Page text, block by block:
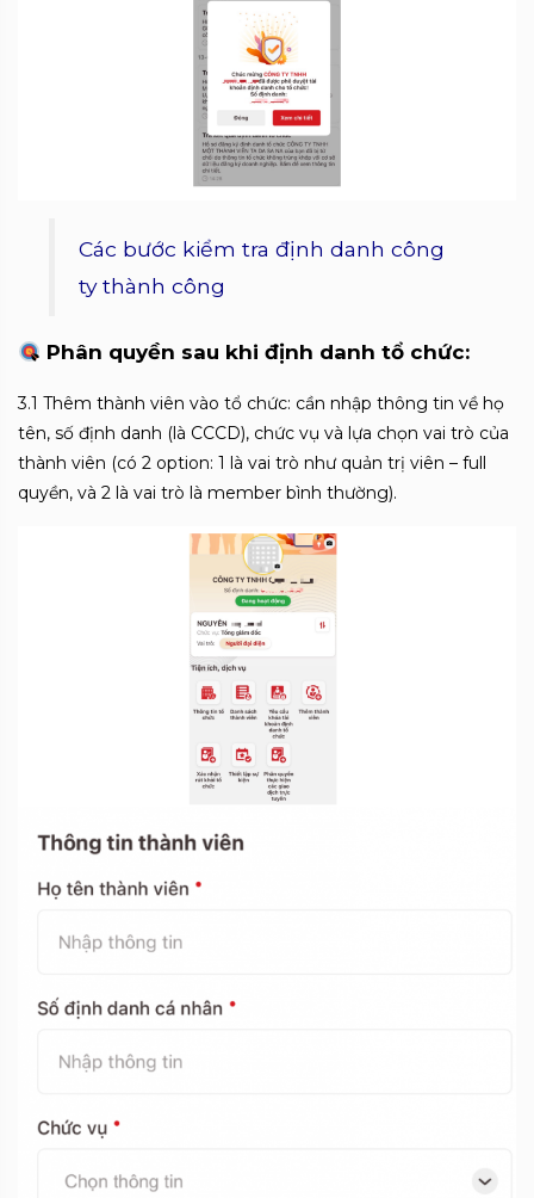
Các bước kiểm tra định danh công
ty thành công
Phân quyền sau khi định danh tổ chức:
3.1 Thêm thành viên vào tổ chức: cần nhập thông tin về họ
tên, số định danh (là CCCD), chức vụ và lựa chọn vai trò của
thành viên (có 2 option: 1 là vai trò như quản trị viên – full
quyền, và 2 là vai trò là member bình thường).